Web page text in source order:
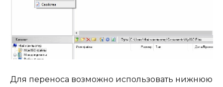
Для переноса возможно использовать нижнюю